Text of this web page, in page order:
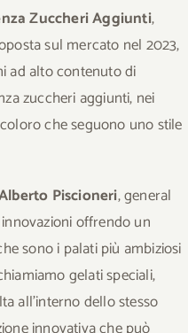
Zuccheri Aggiunti,
sul mercato nel 2023,
ad alto contenuto di
zuccheri aggiunti, nei
che seguono uno stile
Piscioneri, general
offrendo un
sono i palati più ambiziosi
gelati speciali,
all’interno dello stesso